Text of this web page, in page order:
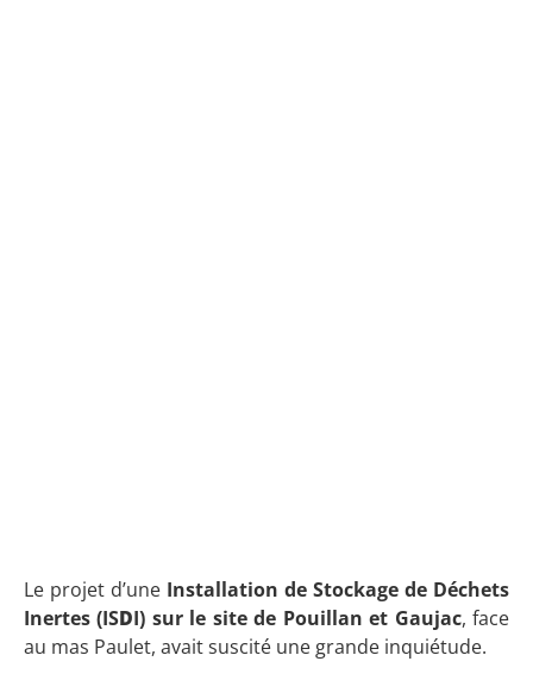
Le projet d’une Installation de Stockage de Déchets
Inertes (ISDI) sur le site de Pouillan et Gaujac, face
au mas Paulet, avait suscité une grande inquiétude.